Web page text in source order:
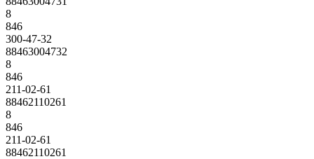
8
846
300-47-32
88463004732
8
846
211-02-61
88462110261
8
846
211-02-61
88462110261